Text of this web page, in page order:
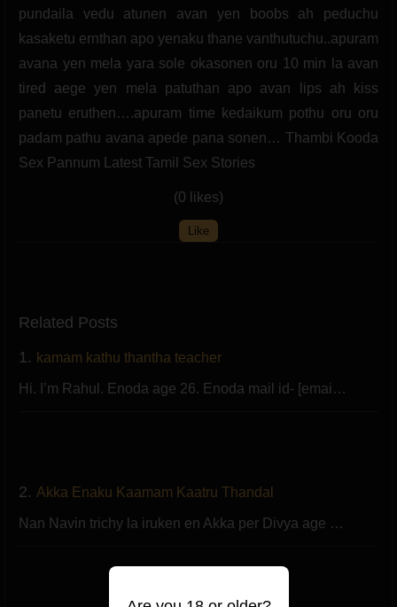
pundaila vedu atunen avan yen boobs ah peduchu
kasaketu ernthan apo yenaku thane vanthutuchu..apuram
avana yen mela yara sole okasonen oru 10 min la avan
tired aege yen mela patuthan apo avan lips ah kiss
panetu eruthen….apuram time kedaikum pothu oru oru
padam pathu avana apede pana sonen… Thambi Kooda
Sex Pannum Latest Tamil Sex Stories
(0 likes)
Like
Related Posts
1. kamam kathu thantha teacher
Hi. I’m Rahul. Enoda age 26. Enoda mail id- [emai…
2. Akka Enaku Kaamam Kaatru Thandal
Nan Navin trichy la iruken en Akka per Divya age …